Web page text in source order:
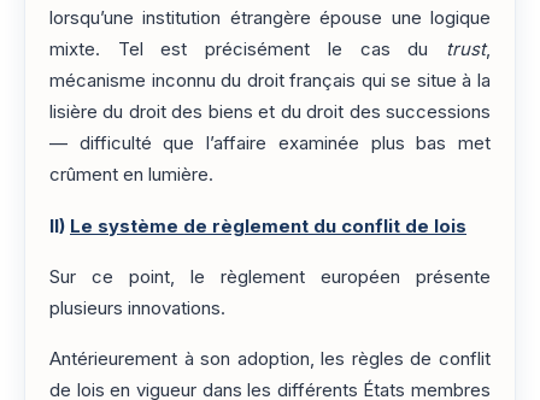
lorsqu’une institution étrangère épouse une logique
mixte. Tel est précisément le cas du trust,
mécanisme inconnu du droit français qui se situe à la
lisière du droit des biens et du droit des successions
— difficulté que l’affaire examinée plus bas met
crûment en lumière.
II) Le système de règlement du conflit de lois
Sur ce point, le règlement européen présente
plusieurs innovations.
Antérieurement à son adoption, les règles de conflit
de lois en vigueur dans les différents États membres